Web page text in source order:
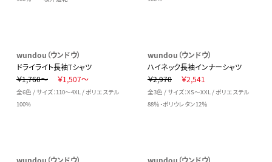
wundou（ウンドウ）
ドライライト長袖Tシャツ
￥1,760～
￥1,507～
全6色 / サイズ：110～4XL / ポリエステル
100%
wundou（ウンドウ）
ハイネック長袖インナーシャツ
￥2,970
￥2,541
全3色 / サイズ：XS～XXL / ポリエステル
88％・ポリウレタン12％